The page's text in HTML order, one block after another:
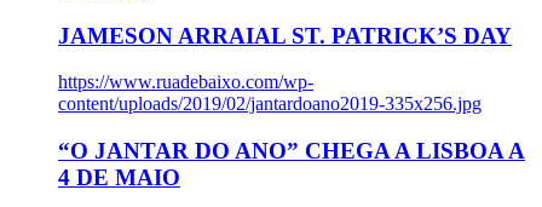
JAMESON ARRAIAL ST. PATRICK’S DAY
https://www.ruadebaixo.com/wp-
content/uploads/2019/02/jantardoano2019-335x256.jpg
“O JANTAR DO ANO” CHEGA A LISBOA A
4 DE MAIO